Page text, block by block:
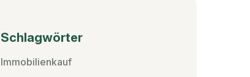
Schlagwörter
Immobilienkauf